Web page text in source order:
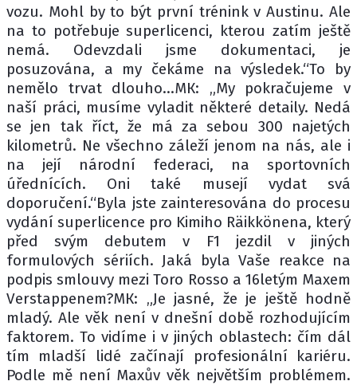
vozu. Mohl by to být první trénink v Austinu. Ale
na to potřebuje superlicenci, kterou zatím ještě
nemá. Odevzdali jsme dokumentaci, je
posuzována, a my čekáme na výsledek.“To by
nemělo trvat dlouho…МК: „My pokračujeme v
naší práci, musíme vyladit některé detaily. Nedá
se jen tak říct, že má za sebou 300 najetých
kilometrů. Ne všechno záleží jenom na nás, ale i
na její národní federaci, na sportovních
úřednících. Oni také musejí vydat svá
doporučení.“Byla jste zainteresována do procesu
vydání superlicence pro Kimiho Räikkönena, který
před svým debutem v F1 jezdil v jiných
formulových sériích. Jaká byla Vaše reakce na
podpis smlouvy mezi Toro Rosso a 16letým Maxem
Verstappenem?МК: „Je jasné, že je ještě hodně
mladý. Ale věk není v dnešní době rozhodujícím
faktorem. To vidíme i v jiných oblastech: čím dál
tím mladší lidé začínají profesionální kariéru.
Podle mě není Maxův věk největším problémem.